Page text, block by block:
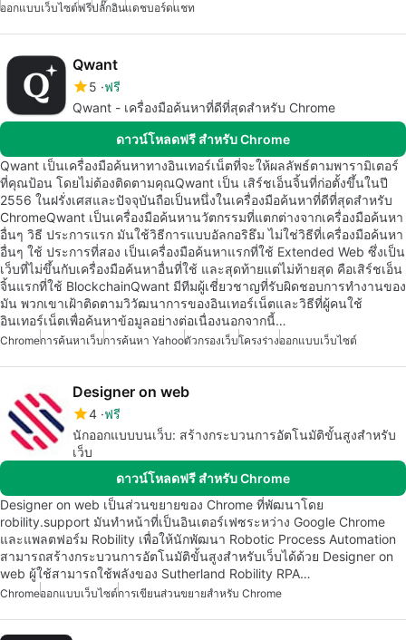
ออกแบบเว็บไซต์ฟรีปลั๊กอินแดชบอร์ดแชท
Qwant
5 ฟรี
Qwant - เครื่องมือค้นหาที่ดีที่สุดสำหรับ Chrome
ดาวน์โหลดฟรี สำหรับ Chrome
Qwant เป็นเครื่องมือค้นหาทางอินเทอร์เน็ตที่จะให้ผลลัพธ์ตามพารามิเตอร์
ที่คุณป้อน โดยไม่ต้องติดตามคุณQwant เป็น เสิร์ชเอ็นจิ้นที่ก่อตั้งขึ้นในปี
2556 ในฝรั่งเศสและปัจจุบันถือเป็นหนึ่งในเครื่องมือค้นหาที่ดีที่สุดสำหรับ
ChromeQwant เป็นเครื่องมือค้นหานวัตกรรมที่แตกต่างจากเครื่องมือค้นหา
อื่นๆ วิธี ประการแรก มันใช้วิธีการแบบอัลกอริธึม ไม่ใช่วิธีที่เครื่องมือค้นหา
อื่นๆ ใช้ ประการที่สอง เป็นเครื่องมือค้นหาแรกที่ใช้ Extended Web ซึ่งเป็น
เว็บที่ไม่ขึ้นกับเครื่องมือค้นหาอื่นที่ใช้ และสุดท้ายแต่ไม่ท้ายสุด คือเสิร์ชเอ็น
จิ้นแรกที่ใช้ BlockchainQwant มีทีมผู้เชี่ยวชาญที่รับผิดชอบการทำงานของ
มัน พวกเขาเฝ้าติดตามวิวัฒนาการของอินเทอร์เน็ตและวิธีที่ผู้คนใช้
อินเทอร์เน็ตเพื่อค้นหาข้อมูลอย่างต่อเนื่องนอกจากนี้…
Chromeการค้นหาเว็บการค้นหา Yahooตัวกรองเว็บโครงร่างออกแบบเว็บไซต์
Designer on web
4 ฟรี
นักออกแบบบนเว็บ: สร้างกระบวนการอัตโนมัติขั้นสูงสำหรับ
เว็บ
ดาวน์โหลดฟรี สำหรับ Chrome
Designer on web เป็นส่วนขยายของ Chrome ที่พัฒนาโดย
robility.support มันทำหน้าที่เป็นอินเตอร์เฟซระหว่าง Google Chrome
และแพลตฟอร์ม Robility เพื่อให้นักพัฒนา Robotic Process Automation
สามารถสร้างกระบวนการอัตโนมัติขั้นสูงสำหรับเว็บได้ด้วย Designer on
web ผู้ใช้สามารถใช้พลังของ Sutherland Robility RPA…
Chromeออกแบบเว็บไซต์การเขียนส่วนขยายสำหรับ Chrome